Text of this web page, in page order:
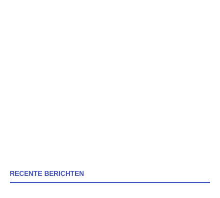
RECENTE BERICHTEN